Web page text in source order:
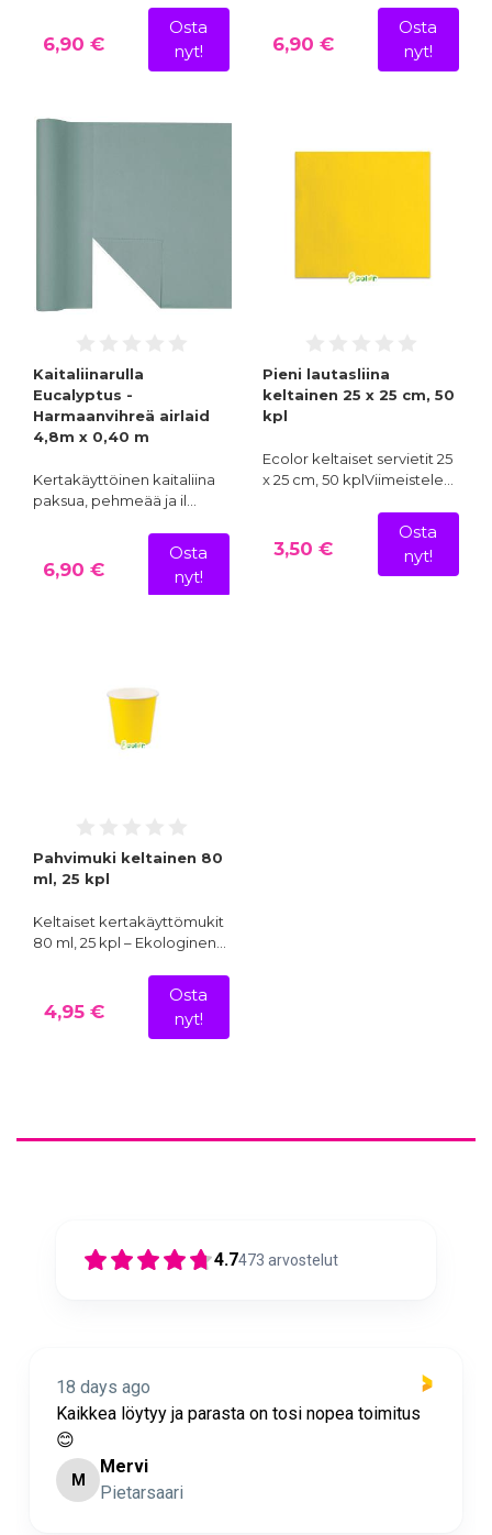
6,90 €
Osta
nyt!
6,90 €
Osta
nyt!
Kaitaliinarulla
Eucalyptus -
Harmaanvihreä airlaid
4,8m x 0,40 m
Kertakäyttöinen kaitaliina
paksua, pehmeää ja il…
6,90 €
Osta
nyt!
Pieni lautasliina
keltainen 25 x 25 cm, 50
kpl
Ecolor keltaiset servietit 25
x 25 cm, 50 kplViimeistele…
3,50 €
Osta
nyt!
Pahvimuki keltainen 80
ml, 25 kpl
Keltaiset kertakäyttömukit
80 ml, 25 kpl – Ekologinen…
4,95 €
Osta
nyt!
4.7473 arvostelut
18 days ago
Nopea toimitus ja super asiakaspalvelua 🩷